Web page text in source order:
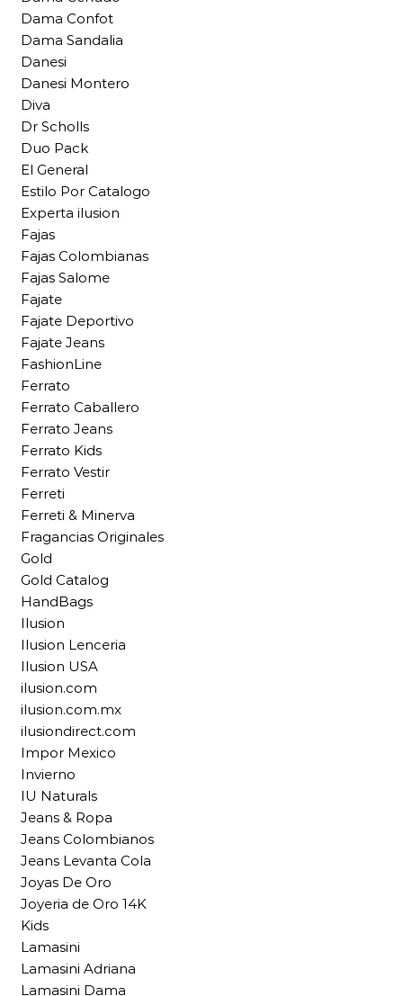
Dama Confot
Dama Sandalia
Danesi
Danesi Montero
Diva
Dr Scholls
Duo Pack
El General
Estilo Por Catalogo
Experta ilusion
Fajas
Fajas Colombianas
Fajas Salome
Fajate
Fajate Deportivo
Fajate Jeans
FashionLine
Ferrato
Ferrato Caballero
Ferrato Jeans
Ferrato Kids
Ferrato Vestir
Ferreti
Ferreti & Minerva
Fragancias Originales
Gold
Gold Catalog
HandBags
Ilusion
Ilusion Lenceria
Ilusion USA
ilusion.com
ilusion.com.mx
ilusiondirect.com
Impor Mexico
Invierno
IU Naturals
Jeans & Ropa
Jeans Colombianos
Jeans Levanta Cola
Joyas De Oro
Joyeria de Oro 14K
Kids
Lamasini
Lamasini Adriana
Lamasini Dama